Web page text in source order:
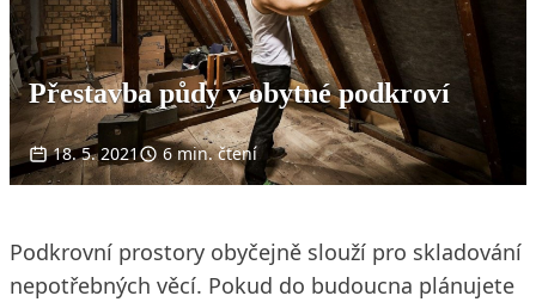
Přestavba půdy v obytné podkroví
18. 5. 2021 6 min. čtení
Podkrovní prostory obyčejně slouží pro skladování
nepotřebných věcí. Pokud do budoucna plánujete